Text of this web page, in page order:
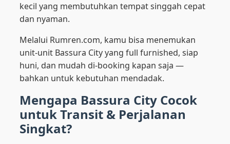
kecil yang membutuhkan tempat singgah cepat
dan nyaman.
Melalui Rumren.com, kamu bisa menemukan
unit-unit Bassura City yang full furnished, siap
huni, dan mudah di-booking kapan saja —
bahkan untuk kebutuhan mendadak.
Mengapa Bassura City Cocok
untuk Transit & Perjalanan
Singkat?